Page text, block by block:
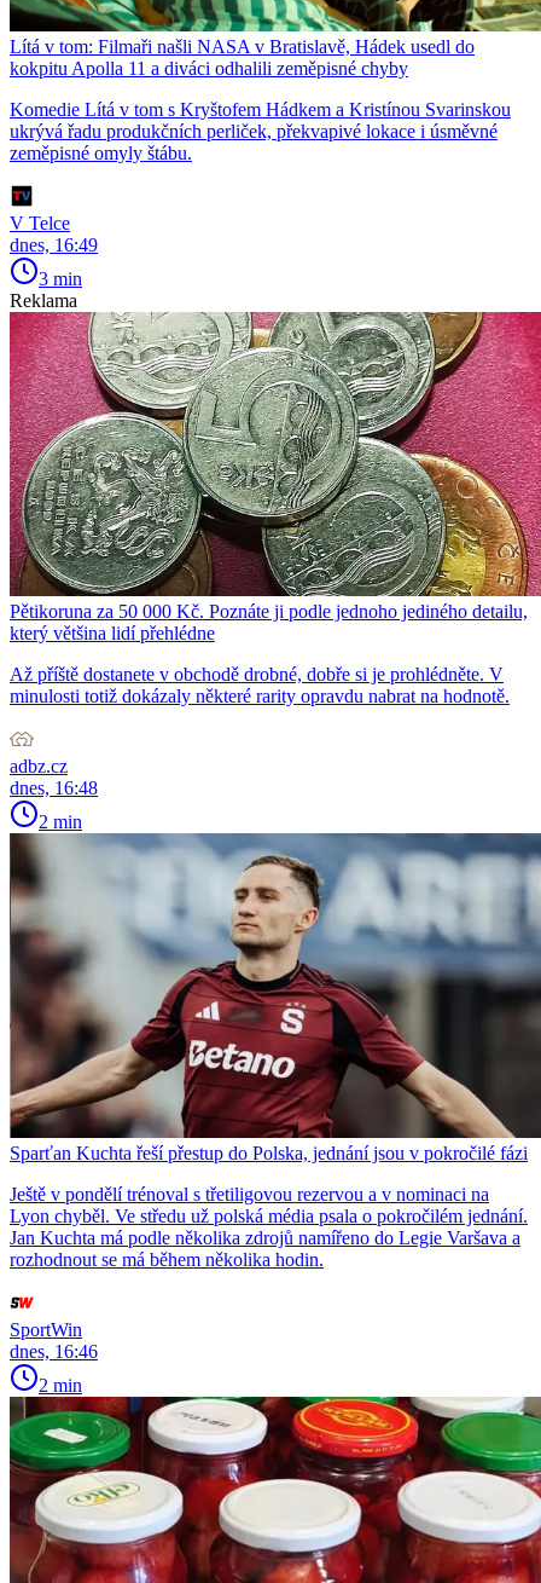
Lítá v tom: Filmaři našli NASA v Bratislavě, Hádek usedl do
kokpitu Apolla 11 a diváci odhalili zeměpisné chyby
Komedie Lítá v tom s Kryštofem Hádkem a Kristínou Svarinskou
ukrývá řadu produkčních perliček, překvapivé lokace i úsměvné
zeměpisné omyly štábu.
V Telce
dnes, 16:49
3 min
Reklama
Pětikoruna za 50 000 Kč. Poznáte ji podle jednoho jediného detailu,
který většina lidí přehlédne
Až příště dostanete v obchodě drobné, dobře si je prohlédněte. V
minulosti totiž dokázaly některé rarity opravdu nabrat na hodnotě.
adbz.cz
dnes, 16:48
2 min
Sparťan Kuchta řeší přestup do Polska, jednání jsou v pokročilé fázi
Ještě v pondělí trénoval s třetiligovou rezervou a v nominaci na
Lyon chyběl. Ve středu už polská média psala o pokročilém jednání.
Jan Kuchta má podle několika zdrojů namířeno do Legie Varšava a
rozhodnout se má během několika hodin.
SportWin
dnes, 16:46
2 min